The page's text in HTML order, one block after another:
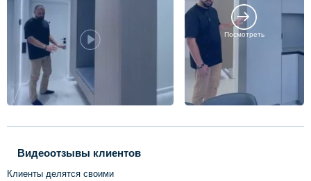
Посмотреть
Видеоотзывы клиентов
Клиенты делятся своими